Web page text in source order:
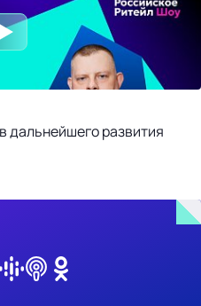
дальнейшего развития